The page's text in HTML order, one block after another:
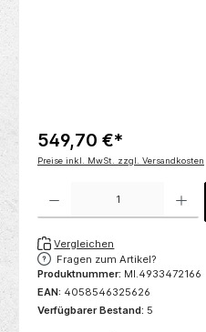
549,70 €*
Preise inkl. MwSt. zzgl. Versandkosten
Produkt Anzahl: Gib den
Vergleichen
Fragen zum Artikel?
Produktnummer: MI.4933472166
EAN: 4058546325626
Verfügbarer Bestand: 5